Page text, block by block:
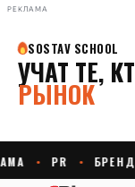
РЕКЛАМА